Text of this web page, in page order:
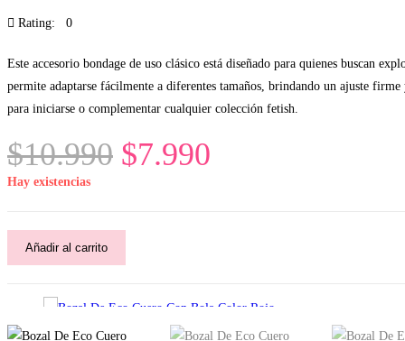
Rating: 0
Este accesorio bondage de uso clásico está diseñado para quienes buscan
permite adaptarse fácilmente a diferentes tamaños, brindando un ajuste
para iniciarse o complementar cualquier colección fetish.
$10.990 El
$7.990
Hay existencias
Bozal
De
Con
Añadir al carrito